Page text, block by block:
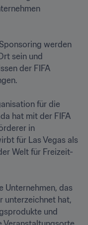
werden
sein und
der FIFA
für die
hat mit der FIFA
in
für Las Vegas als
Welt für Freizeit-
Unternehmen, das
unterzeichnet hat,
und